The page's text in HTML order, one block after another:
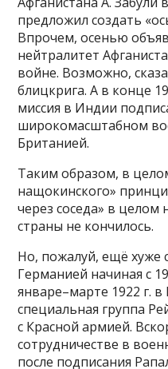
предложил создать
Впрочем, осенью
нейтралитет
войне. Возможно,
блицкрига. А в конце
миссия в Индии
широкомасштабном
Британией.
Таким образом, в
нащокинского»
через соседа» в
страны не кончилось.
Но, пожалуй, ещё хуже
Германией начиная с
январе–марте 1922 г.
специальная группа
с Красной армией.
сотрудничестве в
после подписания